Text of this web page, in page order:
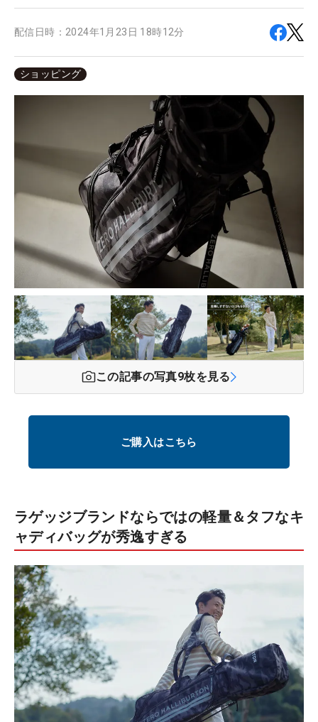
配信日時： 2024年1月23日 18時12分
ショッピング
この記事の写真9枚を見る
ご購入はこちら
ラゲッジブランドならではの軽量＆タフなキ
ャディバッグが秀逸すぎる